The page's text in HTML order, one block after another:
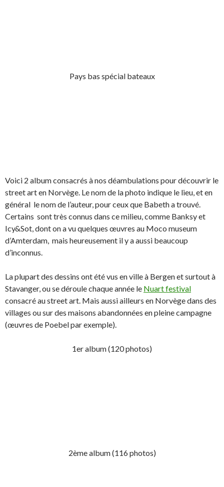
Pays bas spécial bateaux
Voici 2 album consacrés à nos déambulations pour découvrir le
street art en Norvège. Le nom de la photo indique le lieu, et en
général le nom de l’auteur, pour ceux que Babeth a trouvé.
Certains sont très connus dans ce milieu, comme Banksy et
Icy&Sot, dont on a vu quelques œuvres au Moco museum
d’Amterdam, mais heureusement il y a aussi beaucoup
d’inconnus.
La plupart des dessins ont été vus en ville à Bergen et surtout à
Stavanger, ou se déroule chaque année le Nuart festival
consacré au street art. Mais aussi ailleurs en Norvège dans des
villages ou sur des maisons abandonnées en pleine campagne
(œuvres de Poebel par exemple).
1er album (120 photos)
2ème album (116 photos)